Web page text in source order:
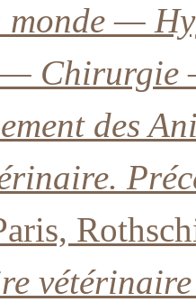
monde —
—
des
vétérinaire